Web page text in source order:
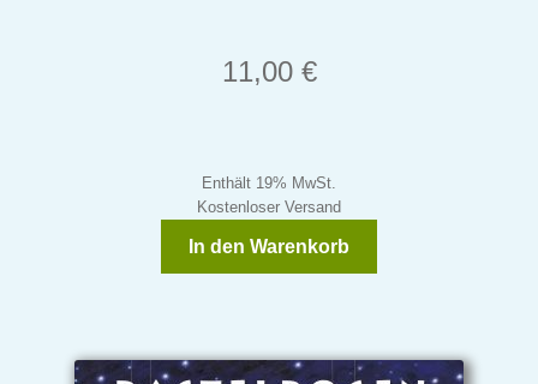
11,00 €
Enthält 19% MwSt.
Kostenloser Versand
In den Warenkorb